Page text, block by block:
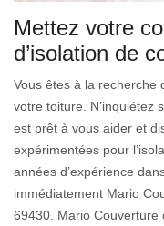
Mettez votre
d’isolation de
Vous êtes à la recherche
votre toiture. N’inquiétez
est prêt à vous aider et
expérimentées pour
années d’expérience
immédiatement Mario
69430. Mario Couverture